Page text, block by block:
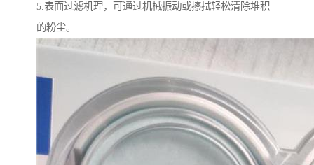
5.表面过滤机理，可通过机械振动或擦拭轻松清除堆积
的粉尘。